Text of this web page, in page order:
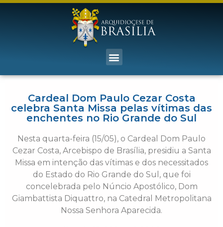
Cardeal Dom Paulo Cezar Costa
celebra Santa Missa pelas vítimas das
enchentes no Rio Grande do Sul
Nesta quarta-feira (15/05), o Cardeal Dom Paulo
Cezar Costa, Arcebispo de Brasília, presidiu a Santa
Missa em intenção das vítimas e dos necessitados
do Estado do Rio Grande do Sul, que foi
concelebrada pelo Núncio Apostólico, Dom
Giambattista Diquattro, na Catedral Metropolitana
Nossa Senhora Aparecida.